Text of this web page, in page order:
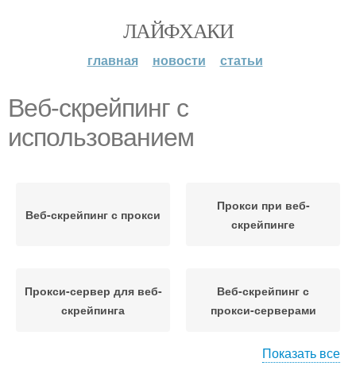
ЛАЙФХАКИ
главная новости статьи
Веб-скрейпинг с
использованием
Веб-скрейпинг с прокси
Прокси при веб-
скрейпинге
Прокси-сервер для веб-
скрейпинга
Веб-скрейпинг с
прокси-серверами
Показать все